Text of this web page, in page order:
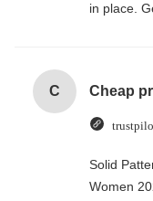
in place.
C
Solid
Women